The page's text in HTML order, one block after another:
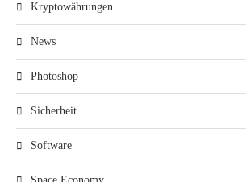
Kryptowährungen
News
Photoshop
Sicherheit
Software